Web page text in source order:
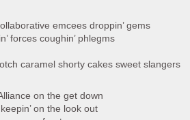
emcees droppin’ gems
forces coughin’ phlegms
caramel shorty cakes sweet slangers
on the get down
on the look out